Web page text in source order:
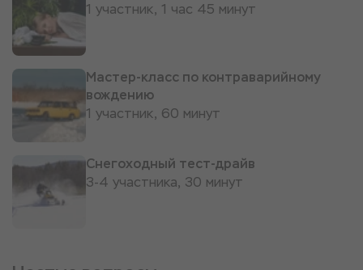
1 участник, 1 час 45 минут
Мастер-класс по контраварийному
вождению
1 участник, 60 минут
Снегоходный тест-драйв
3-4 участника, 30 минут